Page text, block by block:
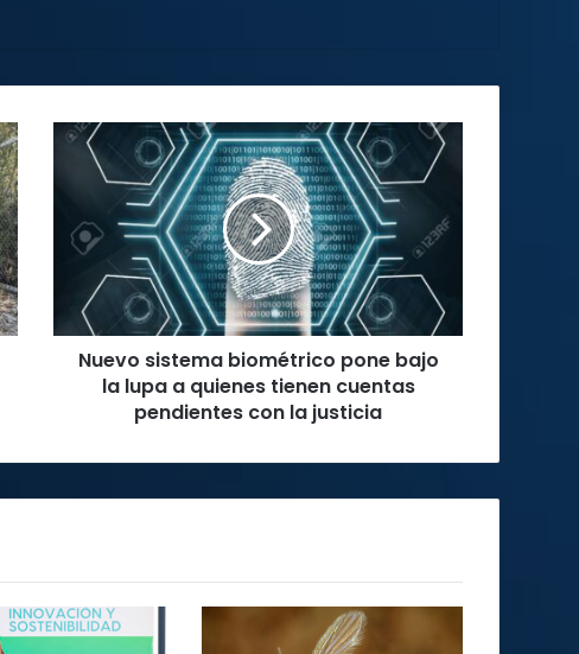
Nuevo
sistema
biométrico
bajo
quienes
tienen
cuentas
pendientes
la
Nuevo sistema biométrico pone bajo
la lupa a quienes tienen cuentas
pendientes con la justicia